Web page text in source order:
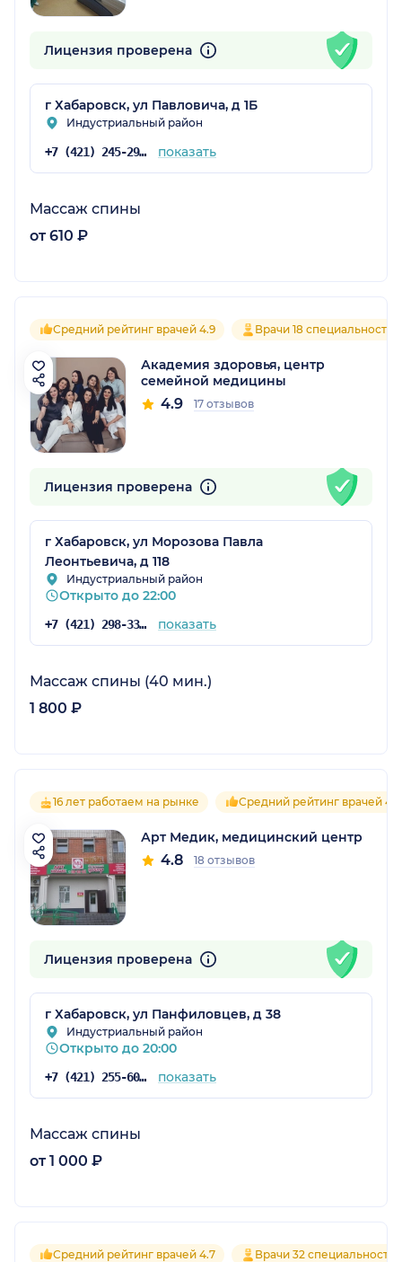
Лицензия проверена
г Хабаровск, ул Павловича, д 1Б
Индустриальный район
+7 (421) 245-29-60 показать
Массаж спины
от 610 ₽
Средний рейтинг врачей 4.9 Врачи 18 специальностей
Академия здоровья, центр
семейной медицины
4.9 17 отзывов
Лицензия проверена
г Хабаровск, ул Морозова Павла
Леонтьевича, д 118
Индустриальный район
Открыто до 22:00
+7 (421) 298-33-11 показать
Массаж спины (40 мин.)
1 800 ₽
16 лет работаем на рынке Средний рейтинг врачей 4.8
Арт Медик, медицинский центр
4.8 18 отзывов
Лицензия проверена
г Хабаровск, ул Панфиловцев, д 38
Индустриальный район
Открыто до 20:00
+7 (421) 255-60-61 показать
Массаж спины
от 1 000 ₽
Средний рейтинг врачей 4.7 Врачи 32 специальностей